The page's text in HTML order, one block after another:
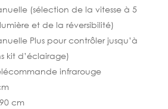
(sélection de la vitesse à 5
et de la réversibilité)
Plus pour contrôler jusqu’à
kit d’éclairage)
infrarouge
cm